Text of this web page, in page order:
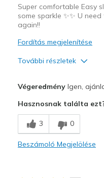
Super comfortable Easy
some sparkle ✨✨ U
again!!
Fordítás megjelenítése
További részletek
Breathe Well
Comfortable
VégeredményIgen,
Hasznosnak találta
3 0
Beszámoló Megjelölése